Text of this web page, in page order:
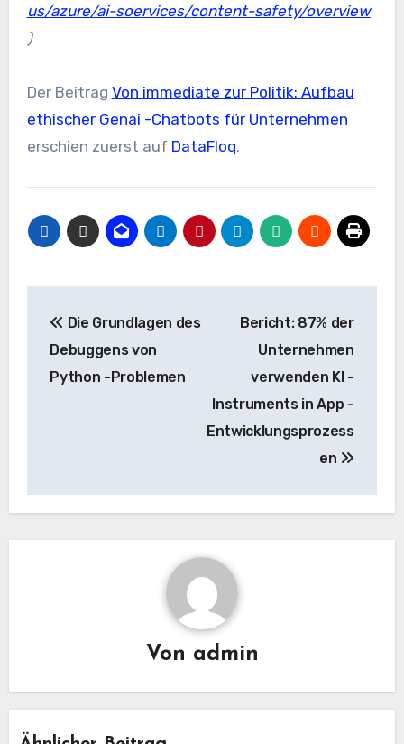
us/azure/ai-soervices/content-safety/overview
)
Der Beitrag Von immediate zur Politik: Aufbau
ethischer Genai -Chatbots für Unternehmen
erschien zuerst auf DataFloq.
Navigation
Die Grundlagen des
Debuggens von
Python -Problemen
Bericht: 87% der
Unternehmen
verwenden KI -
Instruments in App -
Entwicklungsprozess
en
Von admin